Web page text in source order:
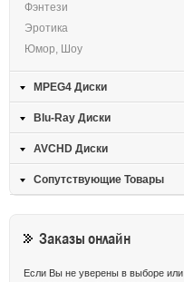
Фэнтези
Эротика
Юмор, Шоу
MPEG4 Диски
Blu-Ray Диски
AVCHD Диски
Сопутствующие Товары
Заказы онлайн
Если Вы не уверены в выборе или